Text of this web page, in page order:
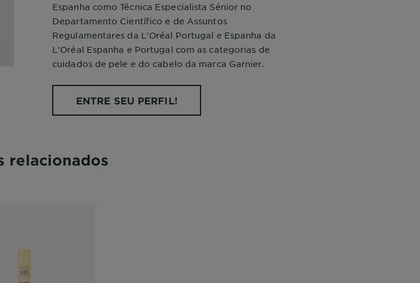
Espanha como Técnica Especialista Sénior no
Departamento Científico e de Assuntos
Regulamentares da L'Oréal Portugal e Espanha da
L'Oréal Espanha e Portugal com as categorias de
cuidados de pele e do cabelo da marca Garnier.
ENTRE SEU PERFIL!
relacionados